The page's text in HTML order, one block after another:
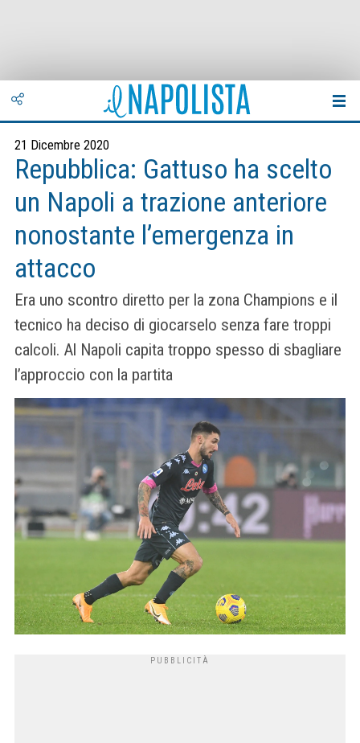
21 Dicembre 2020
Repubblica: Gattuso ha scelto
un Napoli a trazione anteriore
nonostante l’emergenza in
attacco
Era uno scontro diretto per la zona Champions e il
tecnico ha deciso di giocarselo senza fare troppi
calcoli. Al Napoli capita troppo spesso di sbagliare
l’approccio con la partita